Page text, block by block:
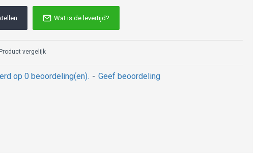
op 0 beoordeling(en). - Geef beoordeling
Wat is de levertijd?
Product vergelijk